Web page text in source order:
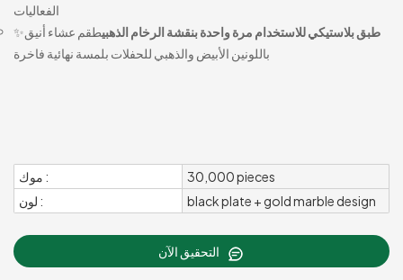
الفعاليات
✨
طبق بلاستيكي للاستخدام مرة واحدة بنقشة الرخام الذهبيطقم عشاء أنيق
باللونين الأبيض والذهبي للحفلات بلمسة نهائية فاخرة
موك :
30,000 pieces
لون :
black plate + gold marble design